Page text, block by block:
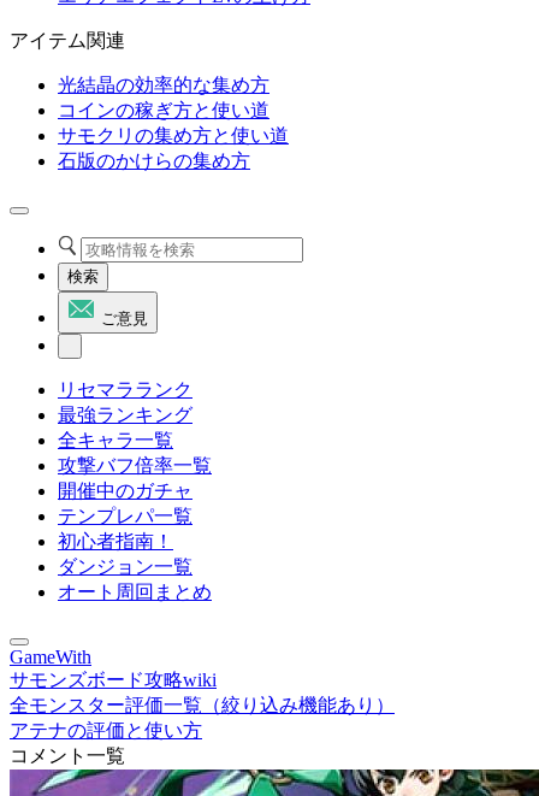
アイテム関連
光結晶の効率的な集め方
コインの稼ぎ方と使い道
サモクリの集め方と使い道
石版のかけらの集め方
検索
ご意見
リセマラランク
最強ランキング
全キャラ一覧
攻撃バフ倍率一覧
開催中のガチャ
テンプレパ一覧
初心者指南！
ダンジョン一覧
オート周回まとめ
GameWith
サモンズボード攻略wiki
全モンスター評価一覧（絞り込み機能あり）
アテナの評価と使い方
コメント一覧